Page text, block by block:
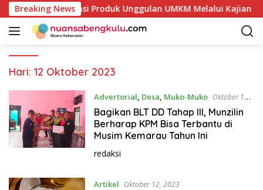
a
Breaking News
Petakan Potensi Produk Unggulan UMKM Melalui Kajian
Hari: 12 Oktober 2023
Advertorial, Desa, Muko-Muko Oktober 12,
2023
Bagikan BLT DD Tahap lll, Munzilin
Berharap KPM Bisa Terbantu di
Musim Kemarau Tahun Ini
redaksi
Artikel Oktober 12, 2023